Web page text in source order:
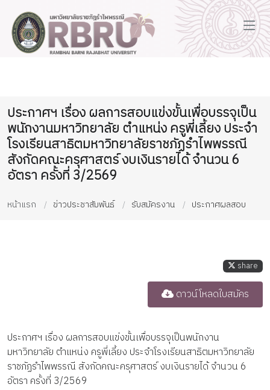
ประกาศฯ เรื่อง ผลการสอบแข่งขั้นเพื่อบรรจุเป็น
พนักงานมหาวิทยาลัย ตำแหน่ง ครูพี่เลี้ยง ประจำ
โรงเรียนสาธิตมหาวิทยาลัยราชภัฏรำไพพรรณี
สังกัดคณะครุศาสตร์ งบเงินรายได้ จำนวน 6
อัตรา ครั้งที่ 3/2569
หน้าแรก ข่าวประชาสัมพันธ์ รับสมัครงาน ประกาศผลสอบ
share
ดาวน์โหลดใบสมัคร
ประกาศฯ เรื่อง ผลการสอบแข่งขั้นเพื่อบรรจุเป็นพนักงาน
มหาวิทยาลัย ตำแหน่ง ครูพี่เลี้ยง ประจำโรงเรียนสาธิตมหาวิทยาลัย
ราชภัฏรำไพพรรณี สังกัดคณะครุศาสตร์ งบเงินรายได้ จำนวน 6
อัตรา ครั้งที่ 3/2569